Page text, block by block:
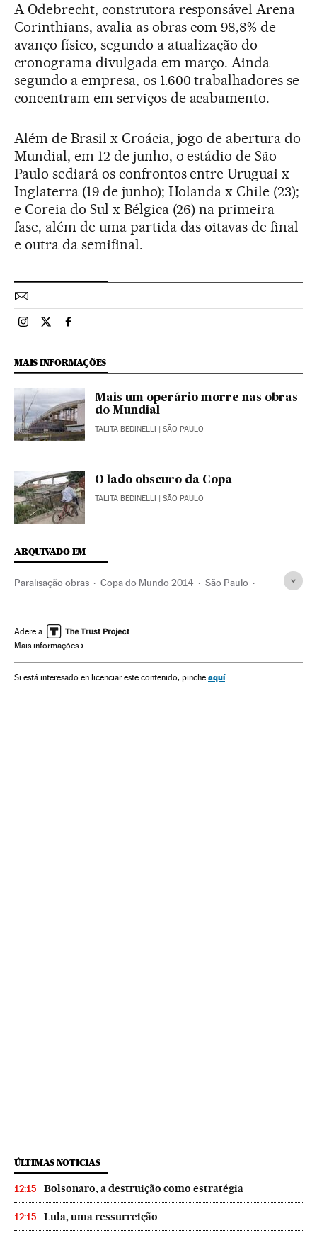
A Odebrecht, construtora responsável Arena
Corinthians, avalia as obras com 98,8% de
avanço físico, segundo a atualização do
cronograma divulgada em março. Ainda
segundo a empresa, os 1.600 trabalhadores se
concentram em serviços de acabamento.
Além de Brasil x Croácia, jogo de abertura do
Mundial, em 12 de junho, o estádio de São
Paulo sediará os confrontos entre Uruguai x
Inglaterra (19 de junho); Holanda x Chile (23);
e Coreia do Sul x Bélgica (26) na primeira
fase, além de uma partida das oitavas de final
e outra da semifinal.
Esportes El País Brasil en Instagram
Esportes El País Brasil en Twitter
Esportes El País Brasil en Facebook
MAIS INFORMAÇÕES
Mais um operário morre nas obras
do Mundial
TALITA BEDINELLI | SÃO PAULO
O lado obscuro da Copa
TALITA BEDINELLI | SÃO PAULO
ARQUIVADO EM
Paralisação obras Copa do Mundo 2014 São Paulo
Brasil Obras públicas Competições
América Latina
Adere a
Mais informações
Si está interesado en licenciar este contenido, pinche aquí
ÚLTIMAS NOTICIAS
12:15 Bolsonaro, a destruição como estratégia
12:15 Lula, uma ressurreição